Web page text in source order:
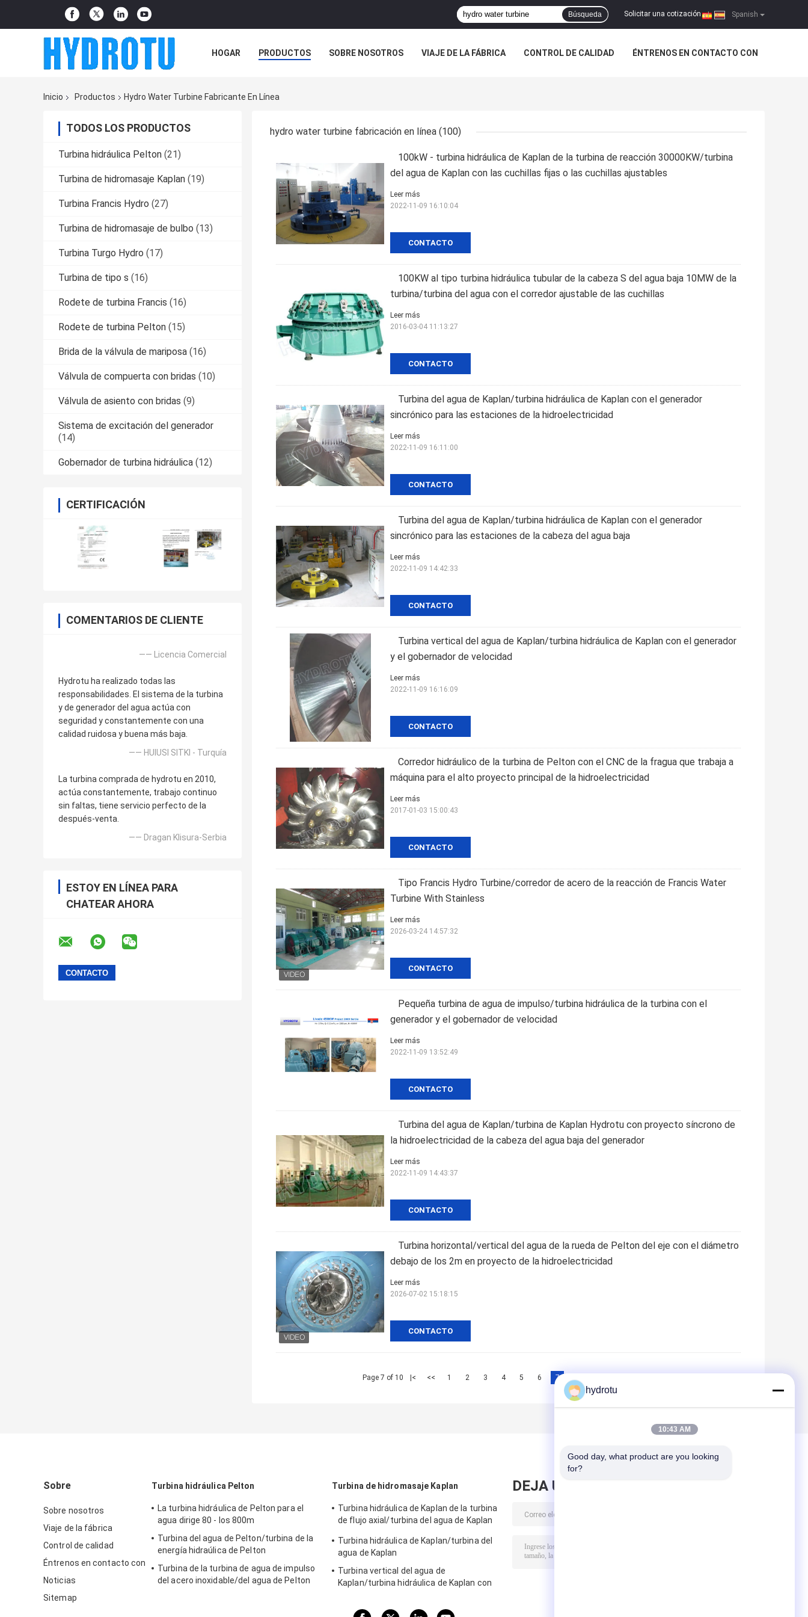
Spanish
Solicitar una cotización |
Búsqueda
HOGAR PRODUCTOS SOBRE NOSOTROS VIAJE DE LA FÁBRICA CONTROL DE CALIDAD ÉNTRENOS EN CONTACTO CON
Inicio
Productos Hydro Water Turbine Fabricante En Línea
TODOS LOS PRODUCTOS
Turbina hidráulica Pelton (21)
Turbina de hidromasaje Kaplan (19)
Turbina Francis Hydro (27)
Turbina de hidromasaje de bulbo (13)
Turbina Turgo Hydro (17)
Turbina de tipo s (16)
Rodete de turbina Francis (16)
Rodete de turbina Pelton (15)
Brida de la válvula de mariposa (16)
Válvula de compuerta con bridas (10)
Válvula de asiento con bridas (9)
Sistema de excitación del generador
(14)
Gobernador de turbina hidráulica (12)
CERTIFICACIÓN
COMENTARIOS DE CLIENTE
—— Licencia Comercial
Hydrotu ha realizado todas las
responsabilidades. El sistema de la turbina
y de generador del agua actúa con
seguridad y constantemente con una
calidad ruidosa y buena más baja.
—— HUlUSI SITKI - Turquía
La turbina comprada de hydrotu en 2010,
actúa constantemente, trabajo continuo
sin faltas, tiene servicio perfecto de la
después-venta.
—— Dragan Klisura-Serbia
ESTOY EN LÍNEA PARA
CHATEAR AHORA
hydro water turbine fabricación en línea (100)
100kW - turbina hidráulica de Kaplan de la turbina de reacción 30000KW/turbina
del agua de Kaplan con las cuchillas fijas o las cuchillas ajustables
CONTACTO
Leer más
2022-11-09 16:10:04
100KW al tipo turbina hidráulica tubular de la cabeza S del agua baja 10MW de la
turbina/turbina del agua con el corredor ajustable de las cuchillas
CONTACTO
Leer más
2016-03-04 11:13:27
Turbina del agua de Kaplan/turbina hidráulica de Kaplan con el generador
sincrónico para las estaciones de la hidroelectricidad
CONTACTO
Leer más
2022-11-09 16:11:00
Turbina del agua de Kaplan/turbina hidráulica de Kaplan con el generador
sincrónico para las estaciones de la cabeza del agua baja
CONTACTO
Leer más
2022-11-09 14:42:33
Turbina vertical del agua de Kaplan/turbina hidráulica de Kaplan con el generador
y el gobernador de velocidad
CONTACTO
Leer más
2022-11-09 16:16:09
Corredor hidráulico de la turbina de Pelton con el CNC de la fragua que trabaja a
máquina para el alto proyecto principal de la hidroelectricidad
CONTACTO
Leer más
2017-01-03 15:00:43
Tipo Francis Hydro Turbine/corredor de acero de la reacción de Francis Water
Turbine With Stainless
CONTACTO
Leer más
2026-03-24 14:57:32
Pequeña turbina de agua de impulso/turbina hidráulica de la turbina con el
generador y el gobernador de velocidad
CONTACTO
Leer más
2022-11-09 13:52:49
Turbina del agua de Kaplan/turbina de Kaplan Hydrotu con proyecto síncrono de
la hidroelectricidad de la cabeza del agua baja del generador
CONTACTO
Leer más
2022-11-09 14:43:37
Turbina horizontal/vertical del agua de la rueda de Pelton del eje con el diámetro
debajo de los 2m en proyecto de la hidroelectricidad
CONTACTO
Leer más
2026-07-02 15:18:15
Page 7 of 10 |< << 1 2 3 4 5 6 7
Sobre
Sobre nosotros
Viaje de la fábrica
Control de calidad
Éntrenos en contacto con
Noticias
Sitemap
Turbina hidráulica Pelton
La turbina hidráulica de Pelton para el
agua dirige 80 - los 800m
Turbina del agua de Pelton/turbina de la
energía hidraúlica de Pelton
Turbina de la turbina de agua de impulso
del acero inoxidable/del agua de Pelton
Turbina de hidromasaje Kaplan
Turbina hidráulica de Kaplan de la turbina
de flujo axial/turbina del agua de Kaplan
hidroelectricidad de los 2m - de los 70m
Turbina hidráulica de Kaplan/turbina del
agua de Kaplan
Turbina vertical del agua de
Kaplan/turbina hidráulica de Kaplan con
DEJA UN MENSAJE
hydrotu
10:43 AM
Good day, what product are you looking
for?